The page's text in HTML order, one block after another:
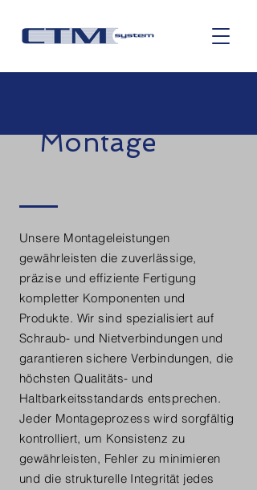
Montage
Unsere Montageleistungen
gewährleisten die zuverlässige,
präzise und effiziente Fertigung
kompletter Komponenten und
Produkte. Wir sind spezialisiert auf
Schraub- und Nietverbindungen und
garantieren sichere Verbindungen, die
höchsten Qualitäts- und
Haltbarkeitsstandards entsprechen.
Jeder Montageprozess wird sorgfältig
kontrolliert, um Konsistenz zu
gewährleisten, Fehler zu minimieren
und die strukturelle Integrität jedes